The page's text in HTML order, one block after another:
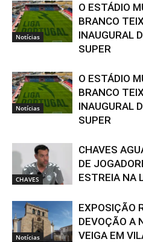
Notícias
O ESTÁDIO
BRANCO
INAUGURAL
SUPER
Notícias
O ESTÁDIO
BRANCO
INAUGURAL
SUPER
CHAVES
CHAVES
DE
ESTREIA NA
Notícias
EXPOSIÇÃO
DEVOÇÃO A
VEIGA EM